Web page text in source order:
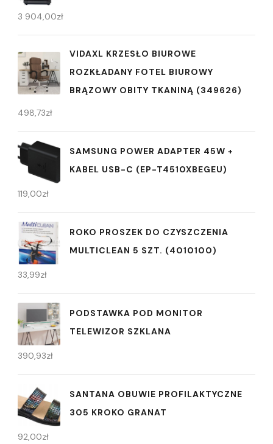
3 904,00zł
VIDAXL KRZESŁO BIUROWE
ROZKŁADANY FOTEL BIUROWY
BRĄZOWY OBITY TKANINĄ (349626)
498,73zł
SAMSUNG POWER ADAPTER 45W +
KABEL USB-C (EP-T4510XBEGEU)
119,00zł
ROKO PROSZEK DO CZYSZCZENIA
MULTICLEAN 5 SZT. (4010100)
33,99zł
PODSTAWKA POD MONITOR
TELEWIZOR SZKLANA
390,93zł
SANTANA OBUWIE PROFILAKTYCZNE
305 KROKO GRANAT
92,00zł